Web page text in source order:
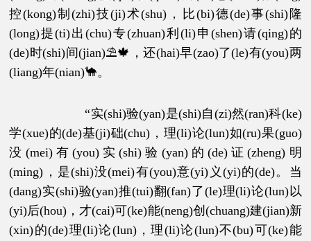
控(kong)制(zhi)技(ji)术(shu)，比(bi)德(de)事(shi)隆
(long)提(ti)出(chu)专(zhuan)利(li)申(shen)请(qing)的
(de)时(shi)间(jian)⛱🍁，还(hai)早(zao)了(le)有(you)两
(liang)年(nian)🐪。
“实(shi)验(yan)是(shi)自(zi)然(ran)科(ke)
学(xue)的(de)基(ji)础(chu)，理(li)论(lun)如(ru)果(guo)
没(mei)有(you)实(shi)验(yan)的(de)证(zheng)明
(ming)，是(shi)没(mei)有(you)意(yi)义(yi)的(de)。当
(dang)实(shi)验(yan)推(tui)翻(fan)了(le)理(li)论(lun)以
(yi)后(hou)，才(cai)可(ke)能(neng)创(chuang)建(jian)新
(xin)的(de)理(li)论(lun)，理(li)论(lun)不(bu)可(ke)能